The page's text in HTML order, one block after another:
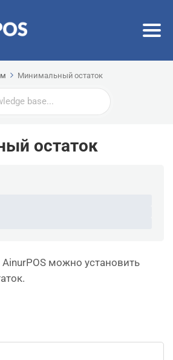
Минимальный остаток
остаток
можно установить